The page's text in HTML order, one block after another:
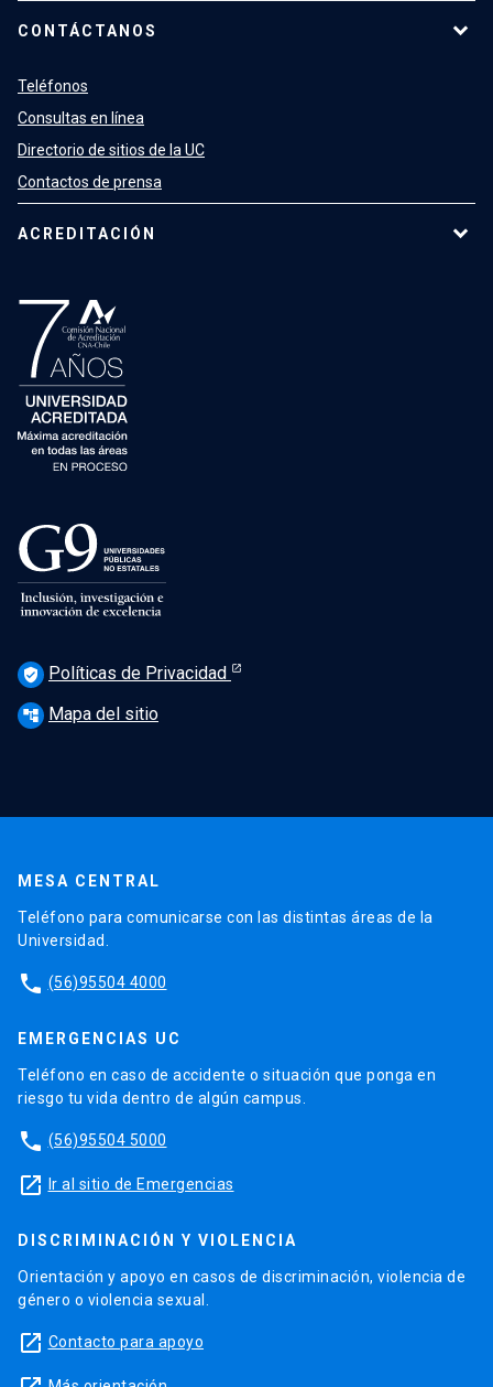
CONTÁCTANOS
Teléfonos
Consultas en línea
Directorio de sitios de la UC
Contactos de prensa
ACREDITACIÓN
verified_user Políticas de Privacidad
account_tree Mapa del sitio
MESA CENTRAL
Teléfono para comunicarse con las distintas áreas de la
Universidad.
phone (56)95504 4000
EMERGENCIAS UC
Teléfono en caso de accidente o situación que ponga en
riesgo tu vida dentro de algún campus.
phone (56)95504 5000
launch Ir al sitio de Emergencias
DISCRIMINACIÓN Y VIOLENCIA
Orientación y apoyo en casos de discriminación, violencia de
género o violencia sexual.
launch Contacto para apoyo